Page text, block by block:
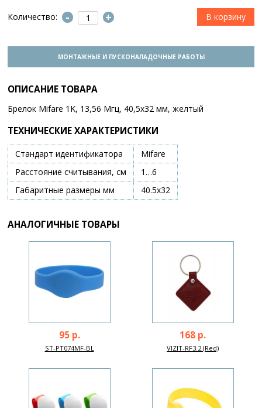
Количество: - +
МОНТАЖНЫЕ И ПУСКОНАЛАДОЧНЫЕ РАБОТЫ
ОПИСАНИЕ ТОВАРА
Брелок Mifare 1K, 13,56 Мгц, 40,5х32 мм, желтый
ТЕХНИЧЕСКИЕ ХАРАКТЕРИСТИКИ
Стандарт идентификатора
Mifare
Расстояние считывания, см
1…6
Габаритные размеры мм
40.5х32
АНАЛОГИЧНЫЕ ТОВАРЫ
95 р.
ST-PT074MF-BL
168 р.
VIZIT-RF3.2 (Red)